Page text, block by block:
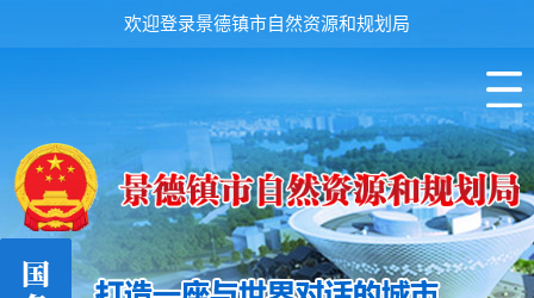
欢迎登录景德镇市自然资源和规划局